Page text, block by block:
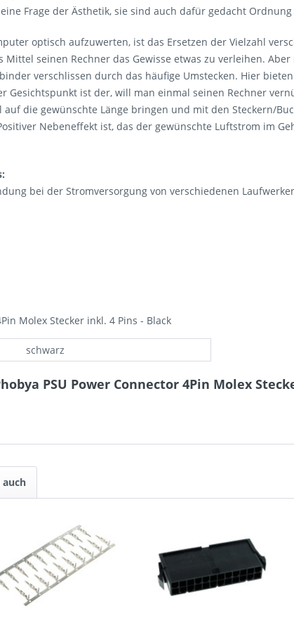
Frage der Ästhetik, sie sind auch dafür gedacht
optisch aufzuwerten, ist das Ersetzen der Vielzahl
Mittel seinen Rechner das Gewisse etwas zu verleihen.
verschlissen durch das häufige Umstecken. Hier
Gesichtspunkt ist der, will man einmal seinen Rechner
die gewünschte Länge bringen und mit den Steckern/
Nebeneffekt ist, das der gewünschte Luftstrom im
bei der Stromversorgung von verschiedenen
Molex Stecker inkl. 4 Pins - Black
schwarz
PSU Power Connector 4Pin Molex